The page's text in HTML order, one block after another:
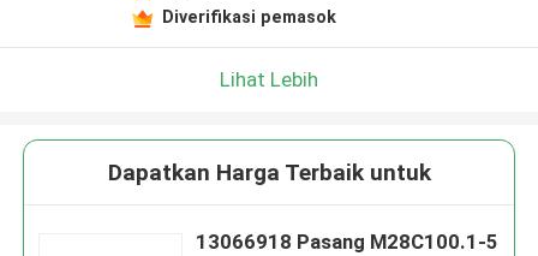
Diverifikasi pemasok
Lihat Lebih
Dapatkan Harga Terbaik untuk
13066918 Pasang M28C100.1-5